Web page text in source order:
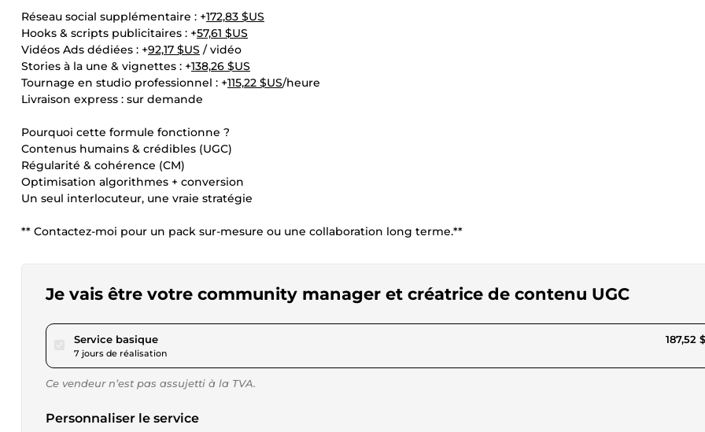
Réseau social supplémentaire : +172,83 $US
Hooks & scripts publicitaires : +57,61 $US
Vidéos Ads dédiées : +92,17 $US / vidéo
Stories à la une & vignettes : +138,26 $US
Tournage en studio professionnel : +115,22 $US/heure
Livraison express : sur demande
Pourquoi cette formule fonctionne ?
Contenus humains & crédibles (UGC)
Régularité & cohérence (CM)
Optimisation algorithmes + conversion
Un seul interlocuteur, une vraie stratégie
** Contactez-moi pour un pack sur-mesure ou une collaboration long terme.**
Je vais être votre community manager et créatrice de contenu UGC
Service basiquepour 172,83 $US
7 jours de réalisation
187,52
Ce vendeur n’est pas assujetti à la TVA.
Personnaliser le service